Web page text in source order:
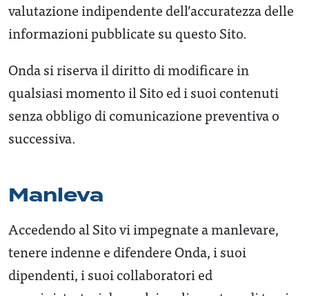
valutazione indipendente dell’accuratezza delle
informazioni pubblicate su questo Sito.
Onda si riserva il diritto di modificare in
qualsiasi momento il Sito ed i suoi contenuti
senza obbligo di comunicazione preventiva o
successiva.
Manleva
Accedendo al Sito vi impegnate a manlevare,
tenere indenne e difendere Onda, i suoi
dipendenti, i suoi collaboratori ed